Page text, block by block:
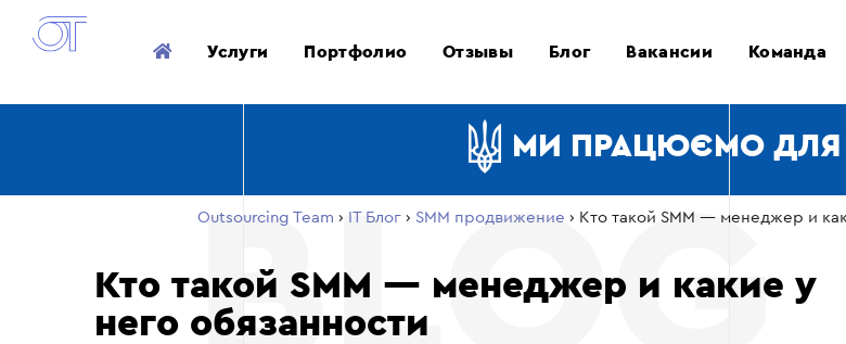
Услуги Портфолио Отзывы Блог Вакансии Команда
МИ ПРАЦЮЄМО ДЛЯ
Outsourcing Team › ІТ Блог › SMM продвижение › Кто такой SMM — менеджер и
Кто такой SMM — менеджер и какие у
него обязанности